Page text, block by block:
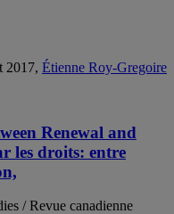
2017, Étienne Roy-Gregoire
Renewal and
les droits: entre
/ Revue canadienne